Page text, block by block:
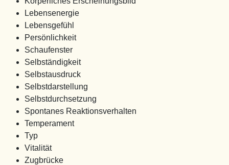
Lebensenergie
Lebensgefühl
Persönlichkeit
Schaufenster
Selbständigkeit
Selbstausdruck
Selbstdarstellung
Selbstdurchsetzung
Spontanes Reaktionsverhalten
Temperament
Typ
Vitalität
Zugbrücke